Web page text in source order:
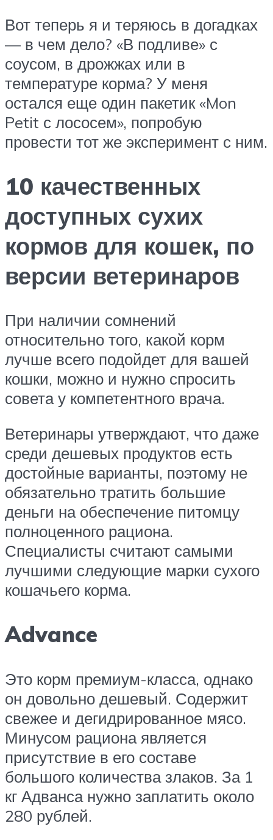
Вот теперь я и теряюсь в догадках
— в чем дело? «В подливе» с
соусом, в дрожжах или в
температуре корма? У меня
остался еще один пакетик «Mon
Petit с лососем», попробую
провести тот же эксперимент с ним.
10 качественных
доступных сухих
кормов для кошек, по
версии ветеринаров
При наличии сомнений
относительно того, какой корм
лучше всего подойдет для вашей
кошки, можно и нужно спросить
совета у компетентного врача.
Ветеринары утверждают, что даже
среди дешевых продуктов есть
достойные варианты, поэтому не
обязательно тратить большие
деньги на обеспечение питомцу
полноценного рациона.
Специалисты считают самыми
лучшими следующие марки сухого
кошачьего корма.
Advance
Это корм премиум-класса, однако
он довольно дешевый. Содержит
свежее и дегидрированное мясо.
Минусом рациона является
присутствие в его составе
большого количества злаков. За 1
кг Адванса нужно заплатить около
280 рублей.